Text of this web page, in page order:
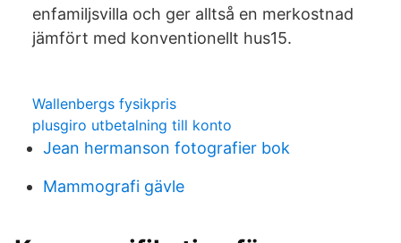
enfamiljsvilla och ger alltså en merkostnad
jämfört med konventionellt hus15.
Wallenbergs fysikpris
plusgiro utbetalning till konto
Jean hermanson fotografier bok
Mammografi gävle